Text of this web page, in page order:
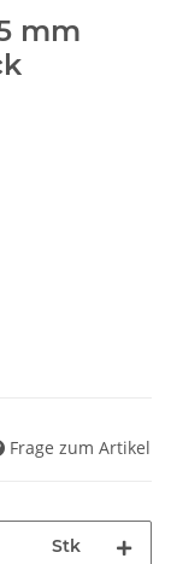
mm
Frage zum Artikel
Stk